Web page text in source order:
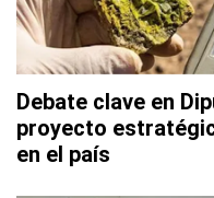
Debate clave en
proyecto
en el país